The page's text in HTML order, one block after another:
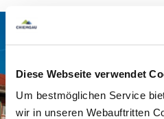
Diese Webseite verwendet
Um bestmöglichen Service
wir in unseren Webauftritten
offers you a
traditional
rooms forprivate
people.